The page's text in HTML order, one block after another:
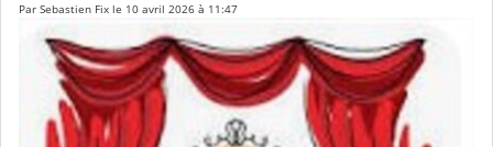
Par Sebastien Fix le 10 avril 2026 à 11:47